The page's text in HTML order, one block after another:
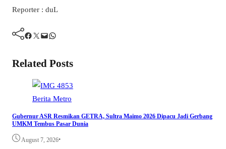
Reporter : duL
Facebook Twitter Mail WhatsApp
Related Posts
Berita Metro
Gubernur ASR Resmikan GETRA, Sultra Maimo 2026 Dipacu Jadi Gerbang
UMKM Tembus Pasar Dunia
August 7, 2026•